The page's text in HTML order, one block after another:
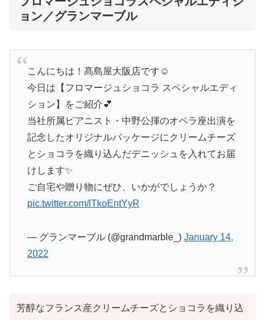
ョン／グランマーブル
こんにちは！髙島屋大阪店です☺
今日は【フロマージュショコラ スペシャルエディ
ション】をご紹介💕
当社所属ピアニスト・中野公揮のオペラ座出演を
記念したオリジナルパッケージにクリームチーズ
とショコラを織り込んだデニッシュを入れてお届
けします✨
ご自宅や贈り物にぜひ、いかがでしょうか？
pic.twitter.com/lTkoEntYyR
— グランマーブル (@grandmarble_) January 14,
2022
芳醇なフランス産クリームチーズとショコラを織り込